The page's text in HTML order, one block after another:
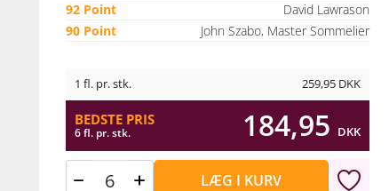
92 Point
David Lawrason
90 Point
John Szabo, Master Sommelier
1 fl. pr. stk. 259,95 DKK
BEDSTE PRIS
6 fl. pr. stk. 184,95 DKK
LÆG I KURV